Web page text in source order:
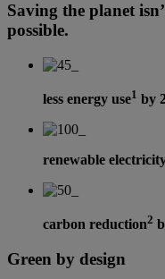
Saving the planet
possible.
less energy use1 by
renewable
carbon reduction2
Green by design